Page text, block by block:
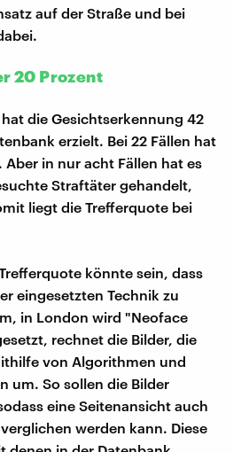
auf der Straße und bei
20 Prozent
die Gesichtserkennung 42
erzielt. Bei 22 Fällen hat
in nur acht Fällen hat es
Straftäter gehandelt,
liegt die Trefferquote bei
könnte sein, dass
eingesetzten Technik zu
in London wird "Neoface
rechnet die Bilder, die
von Algorithmen und
um. So sollen die Bilder
eine Seitenansicht auch
werden kann. Diese